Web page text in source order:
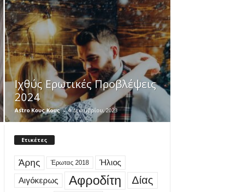
Ιχθύς Ερωτικές Προβλέψεις
2024
Astro Κους Κους - 4 Δεκεμβρίου, 2023
Ετικέτες
Άρης Έρωτας 2018
Ήλιος
Αιγόκερως
Αφροδίτη Δίας